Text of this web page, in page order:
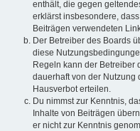
enthält, die gegen
erklärst insbesondere,
Beiträgen verwendeten
Der Betreiber des Boards
diese
Regeln kann der Betreiber
dauerhaft von der Nutzung
Hausverbot erteilen.
Du nimmst zur Kenntnis,
Inhalte von Beiträgen
er nicht zur Kenntnis